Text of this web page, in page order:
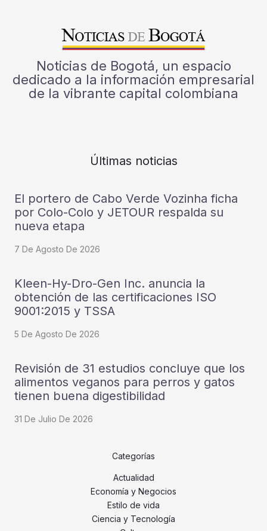
Noticias de Bogotá, un espacio
dedicado a la información empresarial
de la vibrante capital colombiana
Últimas noticias
El portero de Cabo Verde Vozinha ficha
por Colo-Colo y JETOUR respalda su
nueva etapa
7 De Agosto De 2026
Kleen-Hy-Dro-Gen Inc. anuncia la
obtención de las certificaciones ISO
9001:2015 y TSSA
5 De Agosto De 2026
Revisión de 31 estudios concluye que los
alimentos veganos para perros y gatos
tienen buena digestibilidad
31 De Julio De 2026
Categorías
Actualidad
Economía y Negocios
Estilo de vida
Ciencia y Tecnología